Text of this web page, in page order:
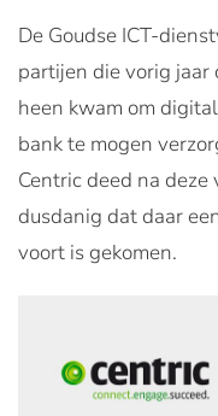
De Goudse ICT-
partijen die vorig jaar
heen kwam om
bank te mogen
Centric deed na
dusdanig dat daar
voort is gekomen.